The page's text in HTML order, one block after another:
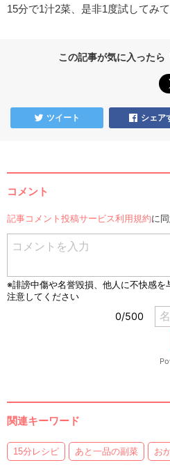
15分で1汁2菜、是非1度試してみて
この記事が気に入ったら
ツイート シェア
コメント
記事コメント投稿サービス利用規約に
関連キーワード
15分レシピ あと一品の副菜 お